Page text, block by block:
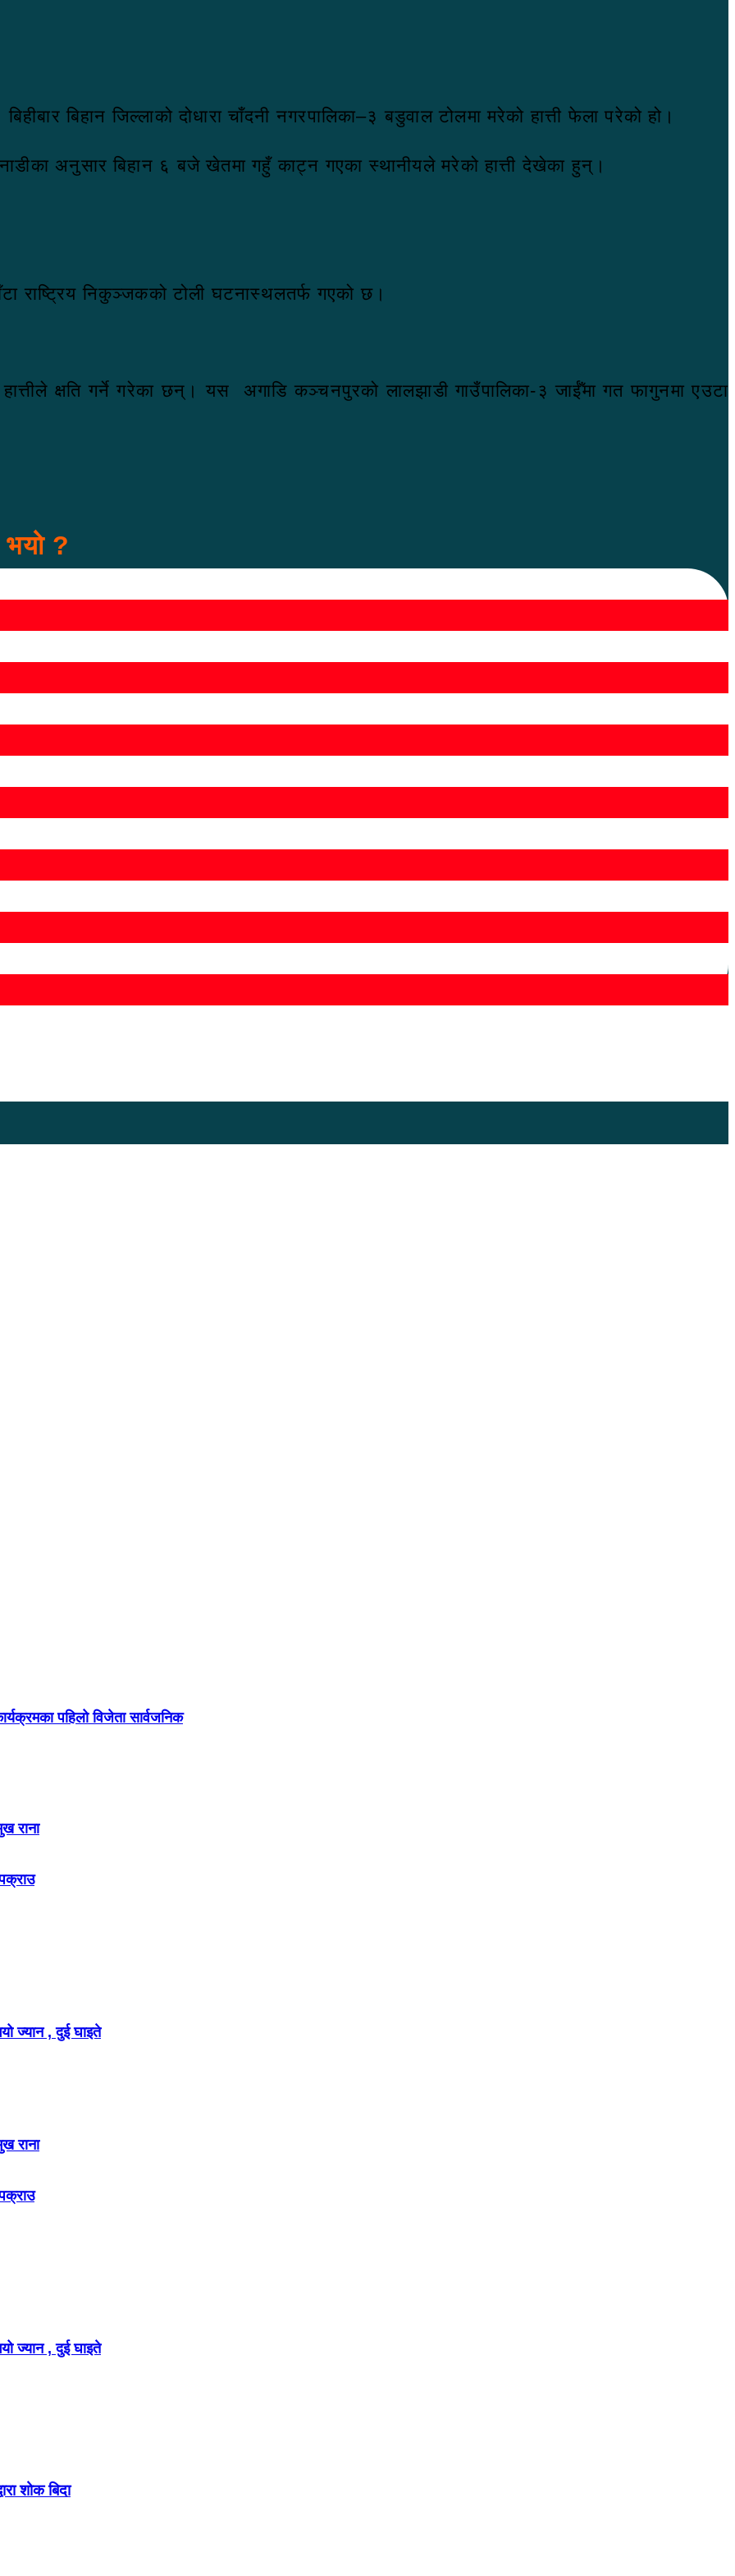
बिहान जिल्लाको दोधारा चाँदनी नगरपालिका–३ बडुवाल टोलमा मरेको हात्ती फेला परेको हो।
अनुसार बिहान ६ बजे खेतमा गहुँ काट्न गएका स्थानीयले मरेको हात्ती देखेका हुन्।
राष्ट्रिय निकुञ्जकको टोली घटनास्थलतर्फ गएको छ।
क्षति गर्ने गरेका छन्। यस अगाडि कञ्चनपुरको लालझाडी गाउँपालिका-३ जाईँमा गत फागुनमा एउटा
?
पहिलो विजेता सार्वजनिक
राना
ज्यान , दुई घाइते
राना
ज्यान , दुई घाइते
शोक बिदा